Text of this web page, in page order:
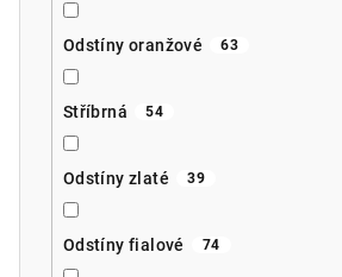
Odstíny oranžové 63
Stříbrná 54
Odstíny zlaté 39
Odstíny fialové 74